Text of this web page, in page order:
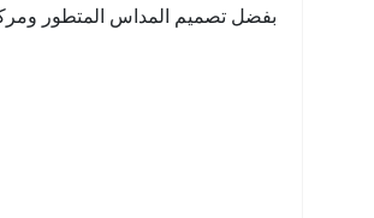
بفضل تصميم المداس المتطور